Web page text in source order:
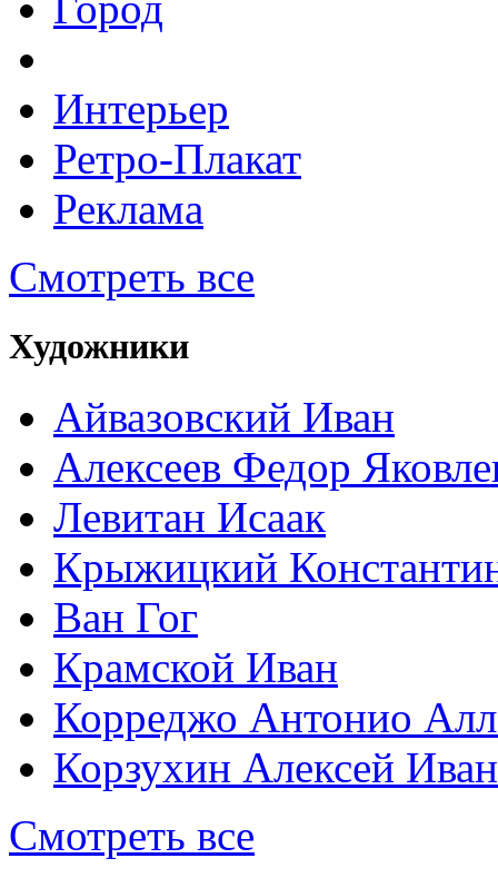
Интерьер
Ретро-Плакат
Реклама
Смотреть все
Художники
Айвазовский Иван
Алексеев Федор
Левитан Исаак
Крыжицкий
Ван Гог
Крамской Иван
Корреджо Антонио
Корзухин Алексей
Смотреть все